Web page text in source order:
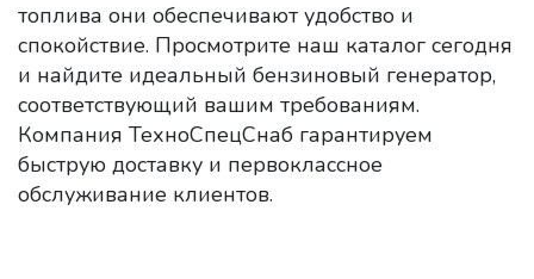
топлива они обеспечивают удобство и
спокойствие. Просмотрите наш каталог сегодня
и найдите идеальный бензиновый генератор,
соответствующий вашим требованиям.
Компания ТехноСпецСнаб гарантируем
быструю доставку и первоклассное
обслуживание клиентов.